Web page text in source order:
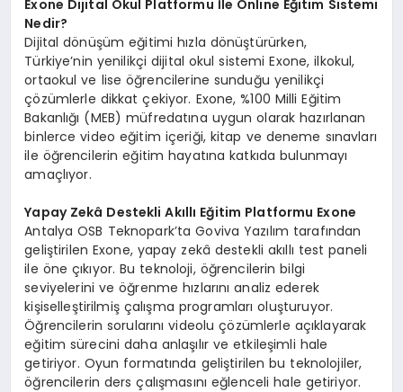
Exone Dijital Okul Platformu İle Online Eğitim Sistemi
Nedir?
Dijital dönüşüm eğitimi hızla dönüştürürken,
Türkiye’nin yenilikçi dijital okul sistemi Exone, ilkokul,
ortaokul ve lise öğrencilerine sunduğu yenilikçi
çözümlerle dikkat çekiyor. Exone, %100 Milli Eğitim
Bakanlığı (MEB) müfredatına uygun olarak hazırlanan
binlerce video eğitim içeriği, kitap ve deneme sınavları
ile öğrencilerin eğitim hayatına katkıda bulunmayı
amaçlıyor.
Yapay Zekâ Destekli Akıllı Eğitim Platformu Exone
Antalya OSB Teknopark’ta Goviva Yazılım tarafından
geliştirilen Exone, yapay zekâ destekli akıllı test paneli
ile öne çıkıyor. Bu teknoloji, öğrencilerin bilgi
seviyelerini ve öğrenme hızlarını analiz ederek
kişiselleştirilmiş çalışma programları oluşturuyor.
Öğrencilerin sorularını videolu çözümlerle açıklayarak
eğitim sürecini daha anlaşılır ve etkileşimli hale
getiriyor. Oyun formatında geliştirilen bu teknolojiler,
öğrencilerin ders çalışmasını eğlenceli hale getiriyor.